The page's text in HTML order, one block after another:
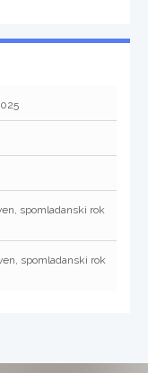
spomladanski rok
spomladanski rok